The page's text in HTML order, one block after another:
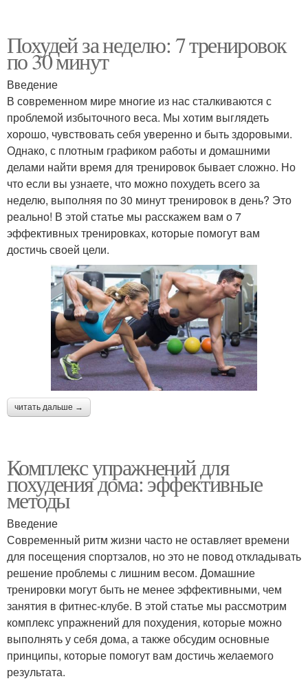
Похудей за неделю: 7 тренировок
по 30 минут
Введение
В современном мире многие из нас сталкиваются с
проблемой избыточного веса. Мы хотим выглядеть
хорошо, чувствовать себя уверенно и быть здоровыми.
Однако, с плотным графиком работы и домашними
делами найти время для тренировок бывает сложно. Но
что если вы узнаете, что можно похудеть всего за
неделю, выполняя по 30 минут тренировок в день? Это
реально! В этой статье мы расскажем вам о 7
эффективных тренировках, которые помогут вам
достичь своей цели.
читать дальше →
Комплекс упражнений для
похудения дома: эффективные
методы
Введение
Современный ритм жизни часто не оставляет времени
для посещения спортзалов, но это не повод откладывать
решение проблемы с лишним весом. Домашние
тренировки могут быть не менее эффективными, чем
занятия в фитнес-клубе. В этой статье мы рассмотрим
комплекс упражнений для похудения, которые можно
выполнять у себя дома, а также обсудим основные
принципы, которые помогут вам достичь желаемого
результата.